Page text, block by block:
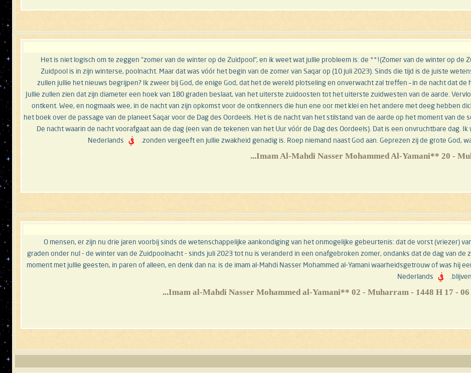
**(Zomer van de winter op de Zuidpool)!** Het is niet logisch om te zeggen "zomer van de winter op de Zuidpool", en ik weet wat jullie probleem is: de
Zuidpool is in zijn winterse, poolnacht. Maar dat was vóór het begin van de zomer van Saqar op (10 juli 2023). Sinds die tijd is de juiste
zullen jullie het nieuws begrijpen? Ik zweer bij God, de enige God, dat het de wereld plotseling en onverwacht zal treffen – in de nacht dat de
Jullie zullen zien dat zijn diameter een hoek van 180 graden beslaat, van het uiterste zuidoosten tot het uiterste zuidwesten van de aarde.
ontkent. Wee, en nogmaals wee, in de nacht van zijn opkomst voor de ontkenners die hun ene oor met klei en het andere met deeg hebben
het boek over de passage van de planeet Saqar voor de Dag des Oordeels. Het is de nacht van het stilstand van de aarde op het moment van de
De nacht waarin de nacht voorafgaat aan de dag (een van de tekenen van het Uur vóór de Dag des Oordeels). Dat is een onvruchtbare dag.
zonden vergeeft en jullie zwakheid genadig is. Roep niemand naast God aan. Geprezen zij de grote God,
في Nederlands
O mensen, er zijn nu drie jaren voorbij sinds de wetenschappelijke aankondiging van het onmogelijke gebeurtenis: dat de vorst (vriezer)
graden onder nul - de winter van de Zuidpoolnacht - sinds juli 2023 tot nu is veranderd in een onafgebroken zomer, ondanks dat de dag van
moment met jullie geesten, in paren of alleen, en denk dan na: is de imam al-Mahdi Nasser Mohammed al-Yamani waarheidsgetrouw of was hij
في Nederlands